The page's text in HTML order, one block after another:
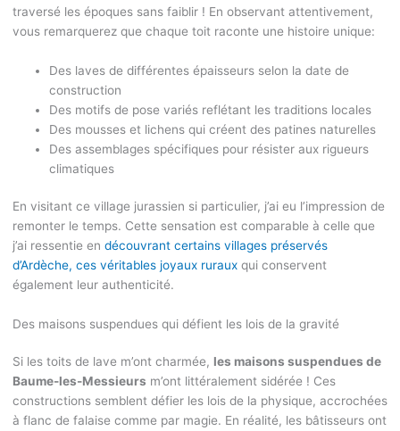
traversé les époques sans faiblir ! En observant attentivement,
vous remarquerez que chaque toit raconte une histoire unique:
Des laves de différentes épaisseurs selon la date de
construction
Des motifs de pose variés reflétant les traditions locales
Des mousses et lichens qui créent des patines naturelles
Des assemblages spécifiques pour résister aux rigueurs
climatiques
En visitant ce village jurassien si particulier, j’ai eu l’impression de
remonter le temps. Cette sensation est comparable à celle que
j’ai ressentie en découvrant certains villages préservés
d’Ardèche, ces véritables joyaux rurauxqui conservent
également leur authenticité.
Des maisons suspendues qui défient les lois de la gravité
Si les toits de lave m’ont charmée, les maisons suspendues de
Baume-les-Messieurs m’ont littéralement sidérée ! Ces
constructions semblent défier les lois de la physique, accrochées
à flanc de falaise comme par magie. En réalité, les bâtisseurs ont